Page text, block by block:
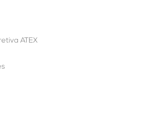
ATEX